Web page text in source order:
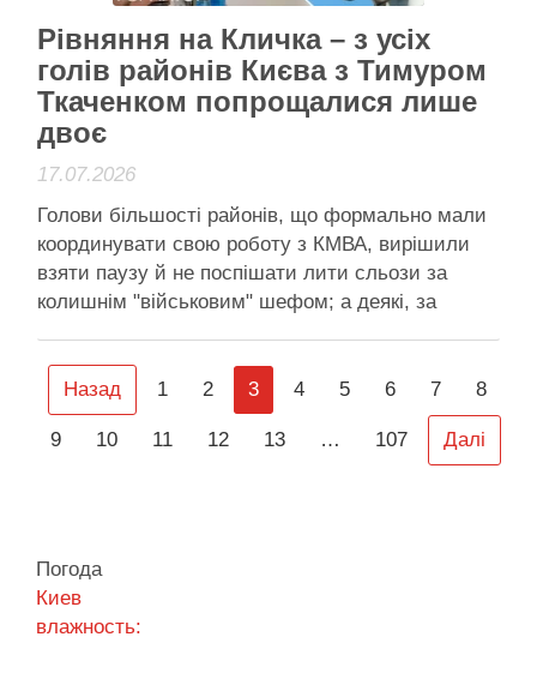
Рівняння на Кличка – з усіх
голів районів Києва з Тимуром
Ткаченком попрощалися лише
двоє
17.07.2026
Голови більшості районів, що формально мали
координувати свою роботу з КМВА, вирішили
взяти паузу й не поспішати лити сльози за
колишнім "військовим" шефом; а деякі, за
заступниками Віталія Кличка Більшість голів
РДА публічно проігнорували звільнення Тимура
Ткаченка Звістка про відставку голови військової
…
Назад 1 2 3 4 5 6 7 8
9 10 11 12 13 … 107 Далі
Погода
Киев
влажность: